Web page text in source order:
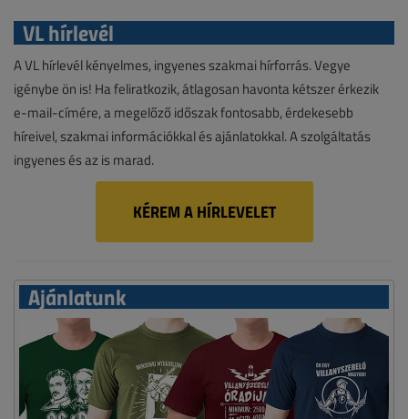
VL hírlevél
A VL hírlevél kényelmes, ingyenes szakmai hírforrás. Vegye
igénybe ön is! Ha feliratkozik, átlagosan havonta kétszer érkezik
e-mail-címére, a megelőző időszak fontosabb, érdekesebb
híreivel, szakmai információkkal és ajánlatokkal. A szolgáltatás
ingyenes és az is marad.
KÉREM A HÍRLEVELET
Ajánlatunk